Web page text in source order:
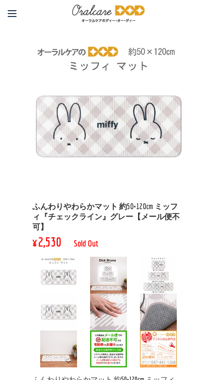
ふんわりやわらかマット 約50×120cm ミッフ
ィ『チェックライン』グレー【メール便不
可】
¥2,530 Sold Out